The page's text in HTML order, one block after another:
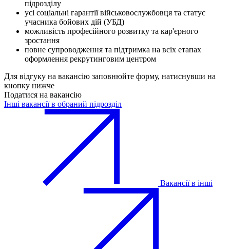
підрозділу
усі соціальні гарантії військовослужбовця та статус
учасника бойових дій (УБД)
можливість професійного розвитку та кар'єрного
зростання
повне супроводження та підтримка на всіх етапах
оформлення рекрутинговим центром
Для відгуку на вакансію заповнюйте форму, натиснувши на
кнопку нижче
Податися на вакансію
Інші вакансії в обраний підрозділ
Вакансії в інші